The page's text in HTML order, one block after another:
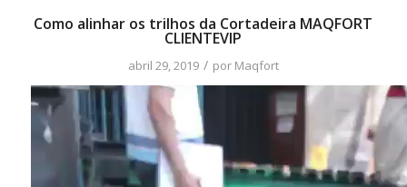
Como alinhar os trilhos da Cortadeira MAQFORT
CLIENTEVIP
abril 29, 2019 / por Maqfort